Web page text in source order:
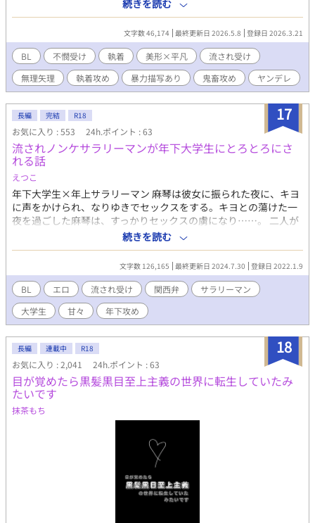
たんだな」 「責任とってもらおうか」 いつまでも家に居座るレオ
ンガルフの理不尽な理論にロアはどんどん流されて……。 ※主人
公が可哀想な目に遭います。攻めは頭おかしいです。 本編完結済
みですが、たまに更新するかもしれません。 表紙はAIさんに描い
てもらいました‼︎ありがたいです‼︎
続きを読む
文字数 46,174 最終更新日 2026.5.8 登録日 2026.3.21
BL 不憫受け 執着 美形×平凡
流され受け
無理矢理
執着攻め 暴力描写あり 鬼畜攻め ヤンデレ
17
長編 完結 R18
お気に入り : 553 24h.ポイント : 63
流されノンケサラリーマンが年下大学生にとろとろにさ
れる話
えつこ
年下大学生×年上サラリーマン 麻琴は彼女に振られた夜に、キヨ
に声をかけられ、なりゆきでセックスをする。キヨとの蕩けた一
夜を過ごした麻琴は、すっかりセックスの虜になり……。 二人が
セックスしてる話がメイン。後半にかけてストーリーが展開しま
す。 関西弁で喘ぐの可愛いねという気持ちで書いています。 R18
メイン。本編は完結済。たまに番外編を更新しています（更新不
定期）
続きを読む
文字数 126,165 最終更新日 2024.7.30 登録日 2022.1.9
BL エロ 流され受け 関西弁
サラリーマン
大学生
甘々 年下攻め
18
長編 連載中 R18
お気に入り : 2,041 24h.ポイント : 63
目が覚めたら黒髪黒目至上主義の世界に転生していたみ
たいです
抹茶もち